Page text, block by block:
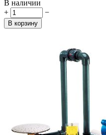
В наличии
+
−
В корзину